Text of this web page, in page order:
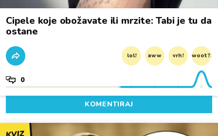
Cipele koje obožavate ili mrzite: Tabi je tu da
ostane
lol! aww vrh! woot?!
0
KOMENTIRAJ